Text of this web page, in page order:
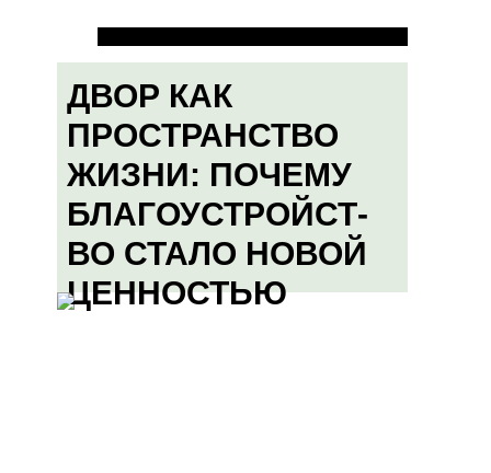
ДВОР КАК
ПРОСТРАНСТВО
ЖИЗНИ: ПОЧЕМУ
БЛАГОУСТРОЙСТ-
ВО СТАЛО НОВОЙ
ЦЕННОСТЬЮ